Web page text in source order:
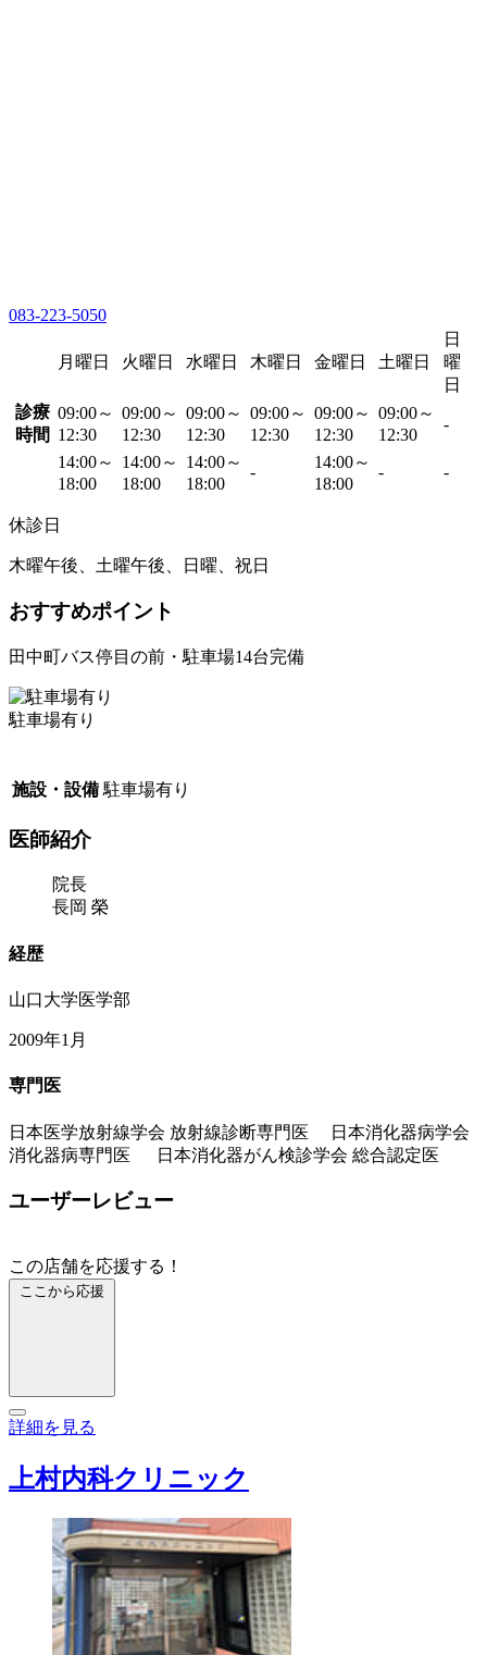
083-223-5050
月曜日 火曜日 水曜日 木曜日 金曜日 土曜日
日
曜
日
診療
時間
09:00～
12:30
09:00～
12:30
09:00～
12:30
09:00～
12:30
09:00～
12:30
09:00～
12:30
-
14:00～
18:00
14:00～
18:00
14:00～
18:00
-
14:00～
18:00
- -
休診日
木曜午後、土曜午後、日曜、祝日
おすすめポイント
田中町バス停目の前・駐車場14台完備
駐車場有り
施設・設備 駐車場有り
医師紹介
院長
長岡 榮
経歴
山口大学医学部
2009年1月
専門医
日本医学放射線学会 放射線診断専門医 日本消化器病学会
消化器病専門医 日本消化器がん検診学会 総合認定医
ユーザーレビュー
この店舗を応援する！
ここから応援
詳細を見る
上村内科クリニック